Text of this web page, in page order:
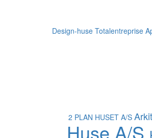
Design-huse Totalentreprise
2 PLAN HUSET A/S
Huse A/S